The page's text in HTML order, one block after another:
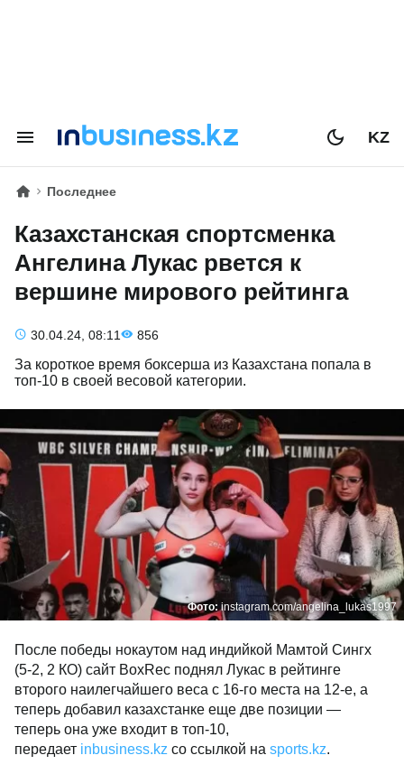
KZ
Последнее
Казахстанская спортсменка
Ангелина Лукас рвется к
вершине мирового рейтинга
30.04.24, 08:11 856
За короткое время боксерша из Казахстана попала в
топ-10 в своей весовой категории.
Фото:instagram.com/angelina_lukas1997
После победы нокаутом над индийкой Мамтой Сингх
(5-2, 2 КО) сайт BoxRec поднял Лукас в рейтинге
второго наилегчайшего веса с 16-го места на 12-е, а
теперь добавил казахстанке еще две позиции —
теперь она уже входит в топ-10,
передает inbusiness.kz со ссылкой на sports.kz.